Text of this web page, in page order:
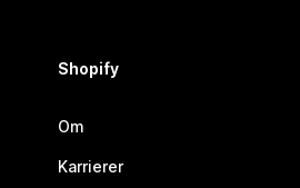
Shopify
Om
Karrierer